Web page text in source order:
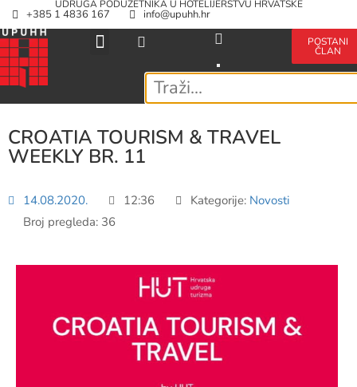
UDRUGA PODUZETNIKA U HOTELIJERSTVU HRVATSKE
+385 1 4836 167 info@upuhh.hr
POSTANI
ČLAN
CROATIA TOURISM & TRAVEL
WEEKLY BR. 11
14.08.2020. 12:36 Kategorije: Novosti
Broj pregleda: 36